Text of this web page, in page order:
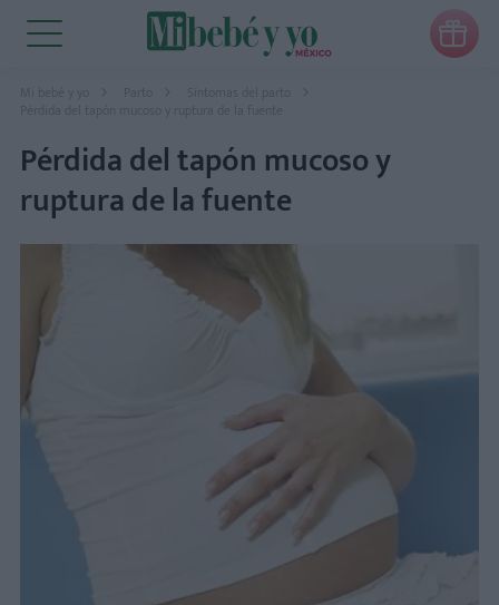

Mi bebé y yo Parto
Síntomas del parto
Pérdida del tapón mucoso y ruptura de la fuente
Pérdida del tapón mucoso y
ruptura de la fuente